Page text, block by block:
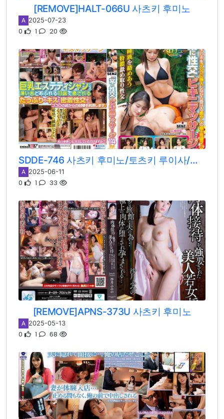
[REMOVE]HALT-066U 사츠키 후미노
A 2025-07-23
0 1 20
SDDE-746 사츠키 후미노/토츠키 루이사/유우미 시온/와카미야 하즈키
A 2025-06-11
0 1 33
[REMOVE]APNS-373U 사츠키 후미노
A 2025-05-13
0 1 68